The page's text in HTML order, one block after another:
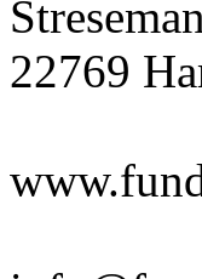
22769